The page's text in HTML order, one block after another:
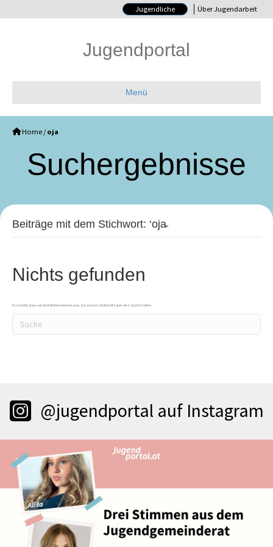
Jugendliche Über Jugendarbeit
Jugendportal
Menü
Home / oja
Such­ergebnisse
Beiträge mit dem Stichwort: ‘oja̵
Nichts gefunden
Es scheint, dass wir nicht finden können, was Sie suchen. Vielleicht kann eine Suche helfen.
@jugendportal auf Instagram